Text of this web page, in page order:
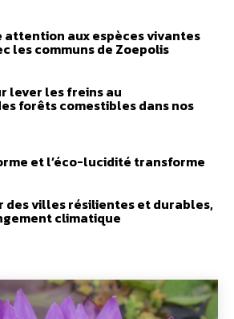
aux espèces vivantes
les communs de Zoepolis
lever les freins au
forêts comestibles dans nos
et l’éco-lucidité transforme
des villes résilientes et durables,
climatique